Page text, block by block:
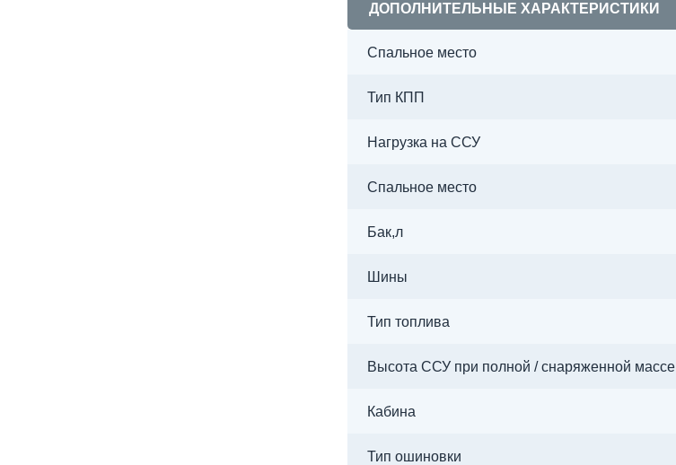
ДОПОЛНИТЕЛЬНЫЕ ХАРАКТЕРИСТИКИ
Спальное место
Тип КПП
Нагрузка на ССУ
Спальное место
Бак,л
Шины
Тип топлива
Высота ССУ при полной / снаряженной массе
Кабина
Тип ошиновки